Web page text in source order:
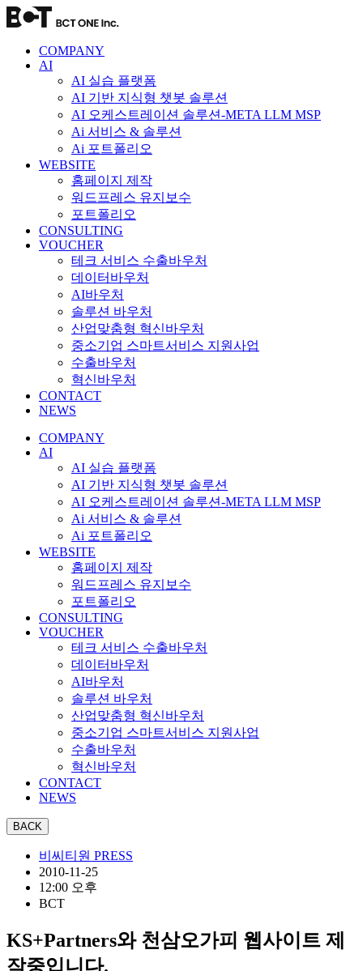
콘
텐
COMPANY
AI
AI 실습 플랫폼
AI 기반 지식형 챗봇 솔루션
AI 오케스트레이션 솔루션-META LLM MSP
Ai 서비스 & 솔루션
Ai 포트폴리오
WEBSITE
홈페이지 제작
워드프레스 유지보수
포트폴리오
CONSULTING
VOUCHER
테크 서비스 수출바우처
데이터바우처
AI바우처
솔루션 바우처
산업맞춤형 혁신바우처
중소기업 스마트서비스 지원사업
수출바우처
혁신바우처
CONTACT
NEWS
COMPANY
AI
AI 실습 플랫폼
AI 기반 지식형 챗봇 솔루션
AI 오케스트레이션 솔루션-META LLM MSP
Ai 서비스 & 솔루션
Ai 포트폴리오
WEBSITE
홈페이지 제작
워드프레스 유지보수
포트폴리오
CONSULTING
VOUCHER
테크 서비스 수출바우처
데이터바우처
AI바우처
솔루션 바우처
산업맞춤형 혁신바우처
중소기업 스마트서비스 지원사업
수출바우처
혁신바우처
CONTACT
NEWS
비씨티원 PRESS
2010-11-25
12:00 오후
BCT
KS+Partners와 천삼오가피 웹사이트 제
작중입니다.